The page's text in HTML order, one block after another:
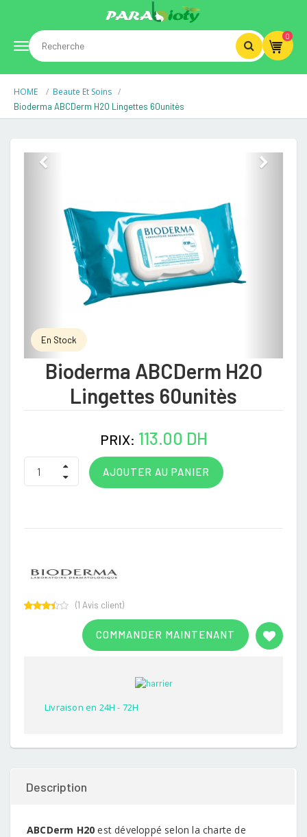
Toggle
navigation
0
HOME Beaute Et Soins
Bioderma ABCDerm H2O Lingettes 60unitès
En Stock
Bioderma ABCDerm H2O
Lingettes 60unitès
PRIX: 113.00 DH
AJOUTER AU PANIER
COMMANDER MAINTENANT
(1 Avis client)
Livraison en 24H - 72H
Description
ABCDerm H20 est développé selon la charte de